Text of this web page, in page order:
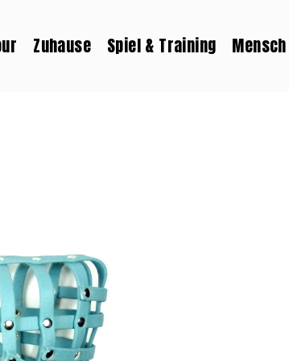
Zuhause Spiel & Training Mensch